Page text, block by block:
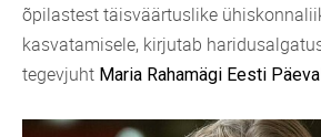
õpilastest täisväärtuslike
kasvatamisele, kirjutab
tegevjuht Maria Rahamägi Eesti